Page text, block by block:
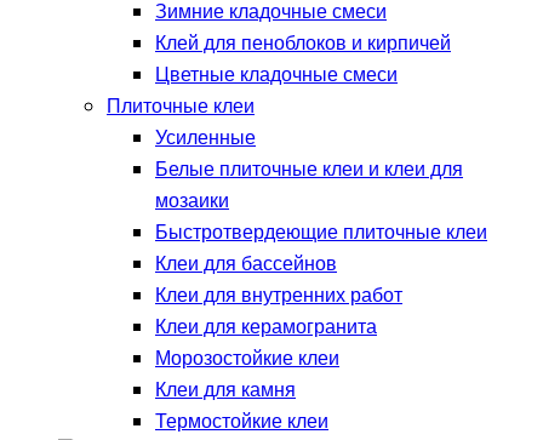
Зимние кладочные смеси
Клей для пеноблоков и кирпичей
Цветные кладочные смеси
Плиточные клеи
Усиленные
Белые плиточные клеи и клеи для
мозаики
Быстротвердеющие плиточные клеи
Клеи для бассейнов
Клеи для внутренних работ
Клеи для керамогранита
Морозостойкие клеи
Клеи для камня
Термостойкие клеи